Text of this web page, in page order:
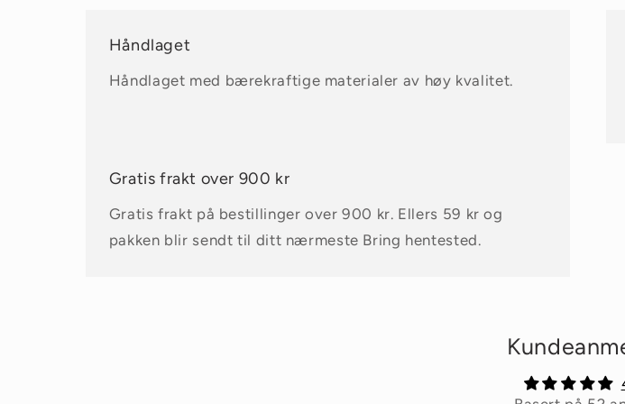
Håndlaget
Håndlaget med bærekraftige materialer av høy kvalitet.
Gratis frakt over 900 kr
Gratis frakt på bestillinger over 900 kr. Ellers 59 kr og
pakken blir sendt til ditt nærmeste Bring hentested.